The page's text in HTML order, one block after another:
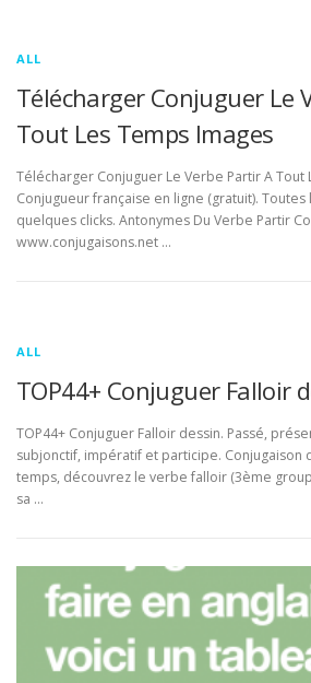
ALL
Télécharger Conjuguer Le
Tout Les Temps Images
Télécharger Conjuguer Le Verbe Partir A Tout
Conjugueur française en ligne (gratuit). Toutes
quelques clicks. Antonymes Du Verbe Partir
www.conjugaisons.net …
ALL
TOP44+ Conjuguer Falloir
TOP44+ Conjuguer Falloir dessin. Passé,
subjonctif, impératif et participe. Conjugaison
temps, découvrez le verbe falloir (3ème
sa …